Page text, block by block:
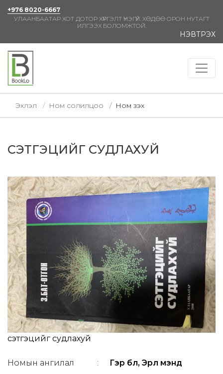
+976 8020-6667
УЛААНБААТАР ХОТ ДОТОР ХҮРГЭЛТ ҮНЭГҮЙ. ХӨДӨӨ ОРОН НУТАГТ
ИЛГЭЭХ БОЛОМЖТОЙ.
НЭВТРЭХ
Эхлэл Ном солилцоо Ном үзэх
СЭТГЭЦИЙГ СУДЛАХУЙ
сэтгэцийг судлахуй
Номын ангилал : Гэр бүл, Эрүүл мэнд